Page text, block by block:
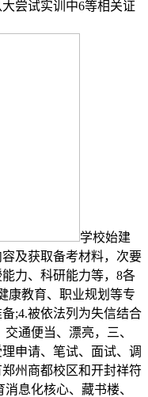
尝试实训中6等相关证
学校始建
及获取备考材料，次要
力、科研能力等，8各
康教育、职业规划等专
;4.被依法列为失信结合
通便当、漂亮，三、
申请、笔试、面试、调
州商都校区和开封祥符
息化核心、藏书楼、